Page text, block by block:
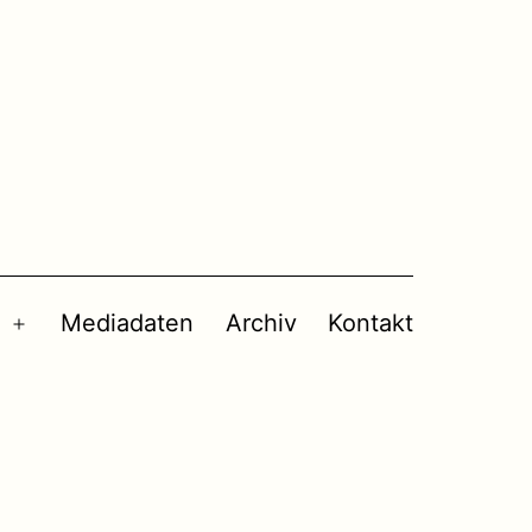
Menü
Mediadaten Archiv Kontakt